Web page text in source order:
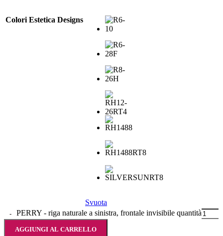
Colori Estetica Designs
Svuota
PERRY - riga naturale a sinistra, frontale invisibile quantità
AGGIUNGI AL CARRELLO